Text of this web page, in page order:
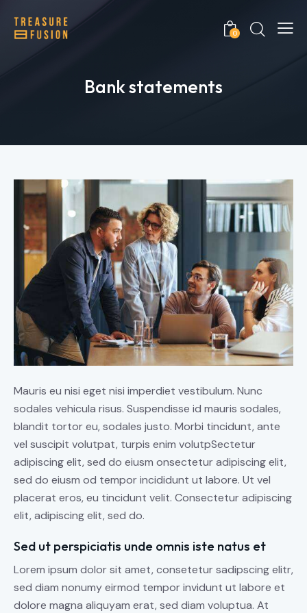
0
Bank statements
Mauris eu nisi eget nisi imperdiet vestibulum. Nunc
sodales vehicula risus. Suspendisse id mauris sodales,
blandit tortor eu, sodales justo. Morbi tincidunt, ante
vel suscipit volutpat, turpis enim volutpSectetur
adipiscing elit, sed do eiusm onsectetur adipiscing elit,
sed do eiusm od tempor incididunt ut labore. Ut vel
placerat eros, eu tincidunt velit. Consectetur adipiscing
elit, adipiscing elit, sed do.
Sed ut perspiciatis unde omnis iste natus et
Lorem ipsum dolor sit amet, consetetur sadipscing elitr,
sed diam nonumy eirmod tempor invidunt ut labore et
dolore magna aliquyam erat, sed diam voluptua. At